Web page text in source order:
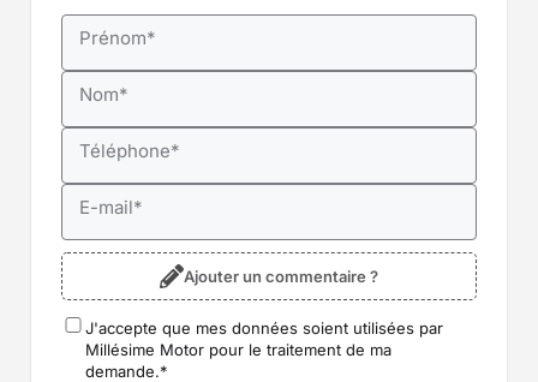
Prénom*
Nom*
Téléphone*
E-mail*
Ajouter un commentaire ?
RGPD*
J'accepte que mes données soient utilisées par
Millésime Motor pour le traitement de ma
demande.*